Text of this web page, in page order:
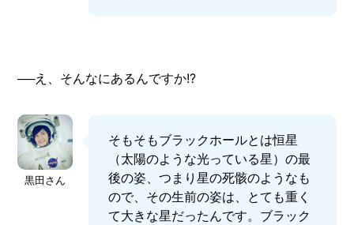
──え、そんなにあるんですか!?
黒田さん
そもそもブラックホールとは恒星
（太陽のような光っている星）の最
後の姿、つまり星の死骸のようなも
ので、その生前の姿は、とても重く
て大きな星だったんです。ブラック